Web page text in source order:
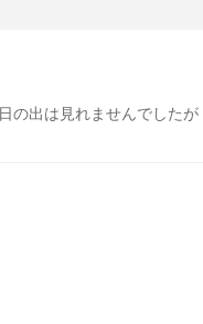
の出は見れませんでしたが